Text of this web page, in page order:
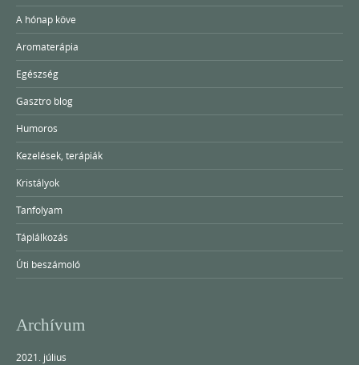
A hónap köve
Aromaterápia
Egészség
Gasztro blog
Humoros
Kezelések, terápiák
Kristályok
Tanfolyam
Táplálkozás
Úti beszámoló
Archívum
2021. július